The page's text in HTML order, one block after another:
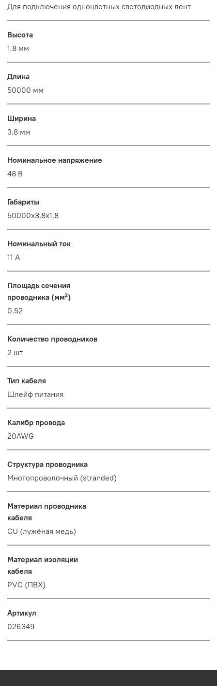
Для подключения одноцветных светодиодных лент
Высота
1.8 мм
Длина
50000 мм
Ширина
3.8 мм
Номинальное напряжение
48 В
Габариты
50000x3.8x1.8
Номинальный ток
11 А
Площадь сечения
проводника (мм²)
0.52
Количество проводников
2 шт
Тип кабеля
Шлейф питания
Калибр провода
20AWG
Структура проводника
Многопроволочный (stranded)
Материал проводника
кабеля
CU (лужёная медь)
Материал изоляции
кабеля
PVC (ПВХ)
Артикул
026349